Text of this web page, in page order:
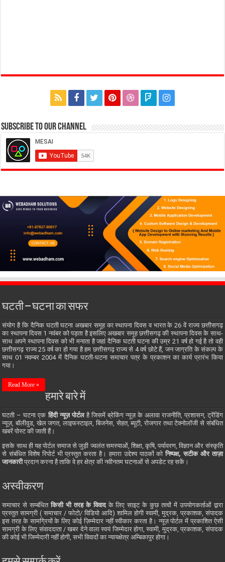
Subscribe to our Channel
घटती – घटना का सफर
संयोग है कि दैनिक घटती घटना अखबार समूह का स्थापना दिवस व भारत के 26 वें राज्य छत्तीसगढ़
का स्थापना दिवस 1 नवंबर को पड़ता है इसलिए अखबार समूह छत्तीसगढ़ की स्थापना दिवस के साथ-
साथ अपने स्थापना दिवस को भी मनाता है जहां दैनिक घटती घटना की उम्र 21 वर्ष हो गई है तो वही
छत्तीसगढ़ राज्य 25 वर्ष का हो गया है हम छत्तीसगढ़ राज्य से 4 वर्ष छोटे हैं, जन जाग्रति के संकल्प के
साथ 01 नवम्बर 2004 में दैनिक घटती-घटना समाचार पत्र के प्रकाशन का कार्य प्रारंभ किया
गया।
Read More »
हमारे बारे में
घटती – घटना एक हिंदी न्यूज़ पोर्टलहै जिसमें ब्रेकिंग न्यूज़ के अलावा राजनीति, प्रशासन, ट्रेंडिंग
न्यूज़, बॉलीवुड, खेल जगत, लाइफस्टाइल, बिजनेस, सेहत, ब्यूटी, रोजगार तथा टेक्नोलॉजी से संबंधित
खबरें पोस्ट की जाती हैं।
इसके साथ ही यह पोर्टल समाज से जुड़ी ज्वलंत समस्याओं, शिक्षा, कृषि, पर्यावरण, विज्ञान और संस्कृति
से संबंधित विशेष रिपोर्ट भी प्रस्तुत करता है। हमारा उद्देश्य पाठकों कोनिष्पक्ष, सटीक और ताज़ा
जानकारीप्रदान करना है ताकि वे हर क्षेत्र की नवीनतम घटनाओं से अपडेट रह सकें।
अस्वीकरण
समाचार से सम्बंधितकिसी भी तरह के विवादके लिए साइट के कुछ तत्वों में उपयोगकर्ताओं द्वारा
प्रस्तुत सामग्री ( समाचार / फोटो/ विडियो आदि) शामिल होगी स्वामी, मुद्रक, प्रकाशक, संपादक
इस तरह के सामग्रियों के लिए कोई ज़िम्मेदार नहीं स्वीकार करता है। न्यूज़ पोर्टल में प्रकाशित ऐसी
सामग्री के लिए संवाददाता / खबर देने वाला स्वयं जिम्मेदार होगा, स्वामी, मुद्रक, प्रकाशक, संपादक
की कोई भी जिम्मेदारी नहीं होगी, सभी विवादों का न्यायक्षेत्र अम्बिकापुर होगा।